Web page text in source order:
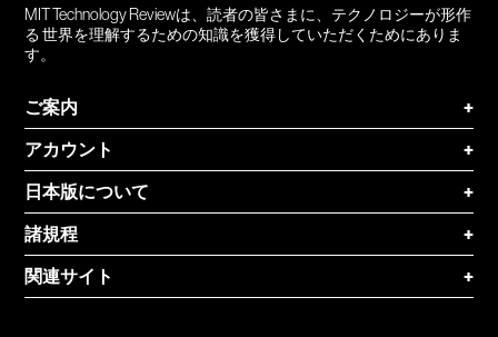
MIT Technology Reviewは、読者の皆さまに、テクノロジーが形作
る 世界を理解するための知識を獲得していただくためにありま
す。
ご案内
+
アカウント
+
日本版について
+
諸規程
+
関連サイト
+